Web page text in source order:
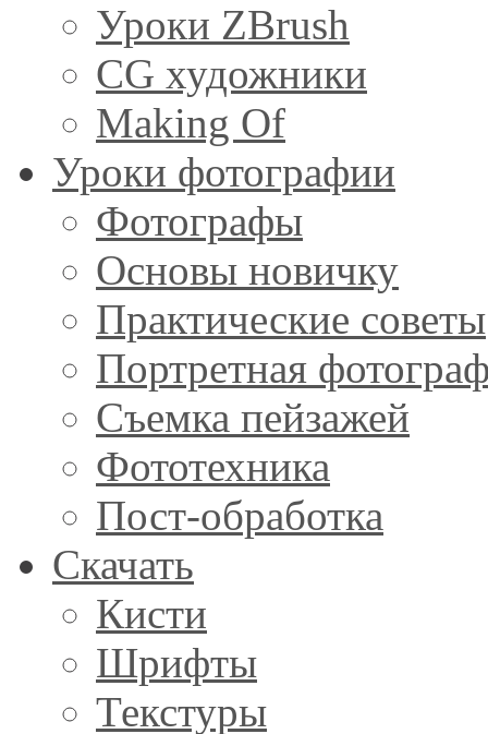
Уроки ZBrush
CG художники
Making Of
Уроки фотографии
Фотографы
Основы новичку
Практические советы
Портретная
Съемка пейзажей
Фототехника
Пост-обработка
Скачать
Кисти
Шрифты
Текстуры